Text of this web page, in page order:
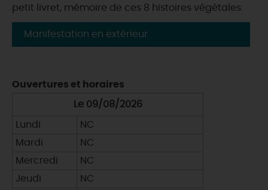
petit livret, mémoire de ces 8 histoires végétales.
Manifestation en extérieur
Ouvertures et horaires
Le 09/08/2026
Lundi
NC
Mardi
NC
Mercredi
NC
Jeudi
NC